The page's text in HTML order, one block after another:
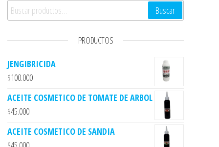
Buscar por: Buscar
PRODUCTOS
JENGIBRICIDA
$100.000
ACEITE COSMETICO DE TOMATE DE ARBOL
$45.000
ACEITE COSMETICO DE SANDIA